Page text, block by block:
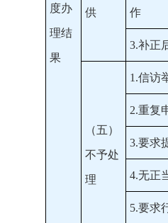
度办
理结
果
供 作
3.补正
（五）
不予处
理
1.信访
2.重复
3.要求
4.无正
5.要求